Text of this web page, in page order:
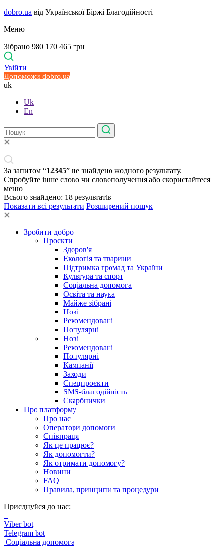
dobro.ua від Української Біржі Благодійності
Меню
Зібрано 980 170 465 грн
Увійти
Допоможи dobro.ua
uk
Uk
En
За запитом “12345” не знайдено жодного результату.
Спробуйте інше слово чи словополучення або скористайтеся
меню
Всього знайдено: 18 результатів
Показати всі результати Розширений пошук
Зробити добро
Проєкти
Здоров'я
Екологія та тварини
Підтримка громад та України
Культура та спорт
Соціальна допомога
Освіта та наука
Майже зібрані
Нові
Рекомендовані
Популярні
Нові
Рекомендовані
Популярні
Кампанії
Заходи
Спецпроєкти
SMS-благодійність
Скарбнички
Про платформу
Про нас
Оператори допомоги
Співпраця
Як це працює?
Як допомогти?
Як отримати допомогу?
Новини
FAQ
Правила, принципи та процедури
Приєднуйся до нас:
Viber bot
Telegram bot
Соціальна допомога